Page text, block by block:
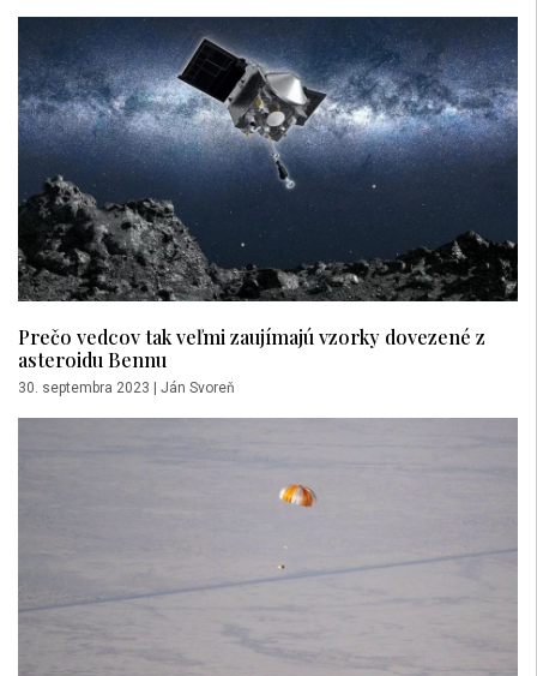
Prečo vedcov tak veľmi zaujímajú vzorky dovezené z
asteroidu Bennu
30. septembra 2023 | Ján Svoreň